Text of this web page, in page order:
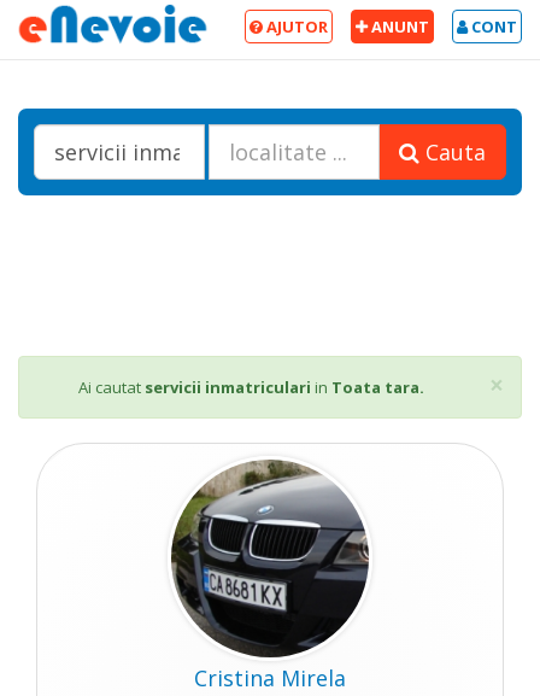
CONT
ANUNT
AJUTOR
Cauta
×
Ai cautat servicii inmatriculari in Toata tara.
Cristina Mirela